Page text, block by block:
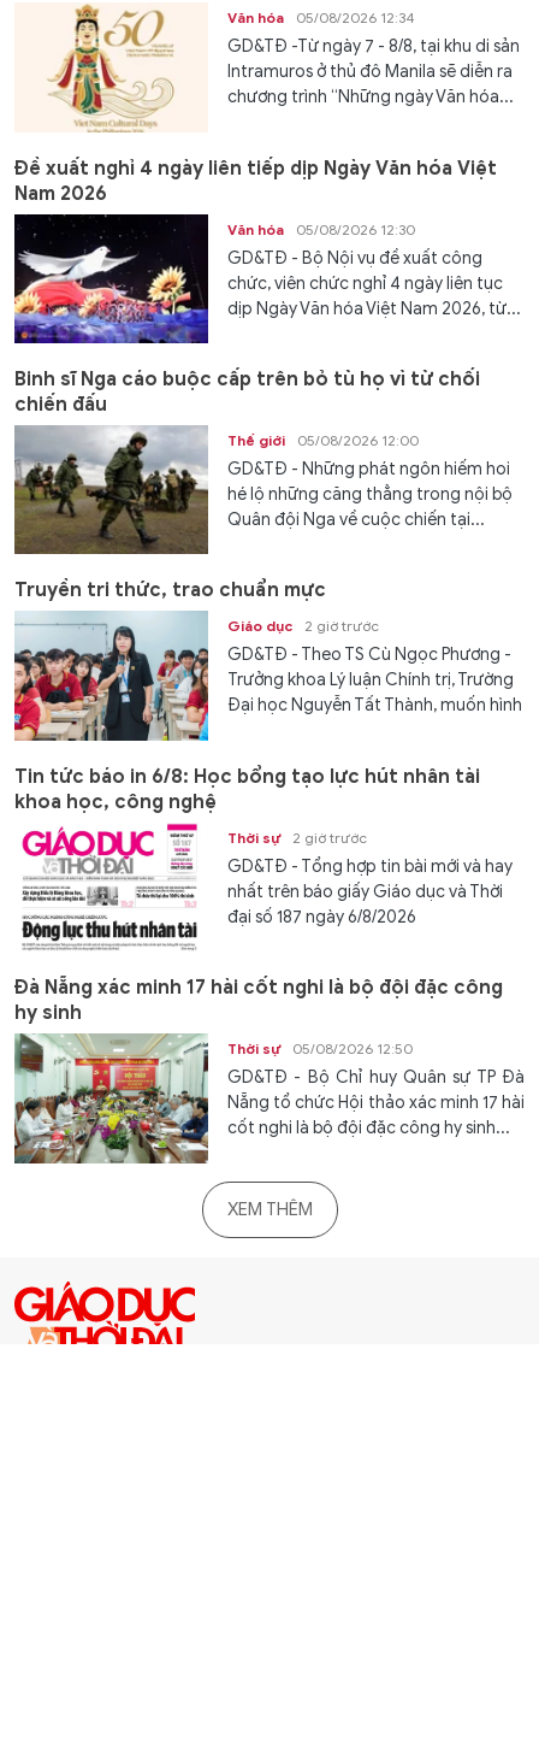
Văn hóa 05/08/2026 12:34
GD&TĐ -Từ ngày 7 - 8/8, tại khu di sản
Intramuros ở thủ đô Manila sẽ diễn ra
chương trình “Những ngày Văn hóa...
Đề xuất nghỉ 4 ngày liên tiếp dịp Ngày Văn hóa Việt
Nam 2026
Văn hóa 05/08/2026 12:30
GD&TĐ - Bộ Nội vụ đề xuất công
chức, viên chức nghỉ 4 ngày liên tục
dịp Ngày Văn hóa Việt Nam 2026, từ...
Binh sĩ Nga cáo buộc cấp trên bỏ tù họ vì từ chối
chiến đấu
Thế giới 05/08/2026 12:00
GD&TĐ - Những phát ngôn hiếm hoi
hé lộ những căng thẳng trong nội bộ
Quân đội Nga về cuộc chiến tại...
Truyền tri thức, trao chuẩn mực
Giáo dục 2 giờ trước
GD&TĐ - Theo TS Cù Ngọc Phương -
Trưởng khoa Lý luận Chính trị, Trường
Đại học Nguyễn Tất Thành, muốn hình
Tin tức báo in 6/8: Học bổng tạo lực hút nhân tài
khoa học, công nghệ
Thời sự 2 giờ trước
GD&TĐ - Tổng hợp tin bài mới và hay
nhất trên báo giấy Giáo dục và Thời
đại số 187 ngày 6/8/2026
Đà Nẵng xác minh 17 hài cốt nghi là bộ đội đặc công
hy sinh
Thời sự 05/08/2026 12:50
GD&TĐ - Bộ Chỉ huy Quân sự TP Đà
Nẵng tổ chức Hội thảo xác minh 17 hài
cốt nghi là bộ đội đặc công hy sinh...
XEM THÊM